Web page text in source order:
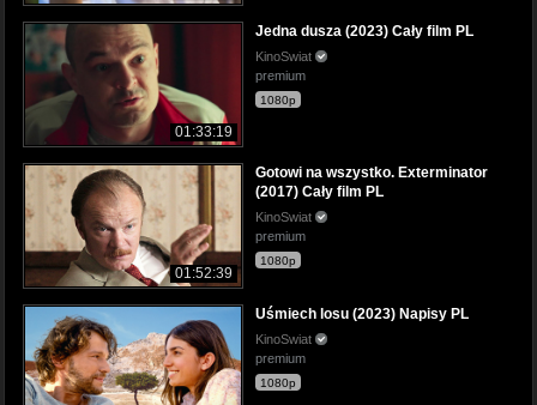
01:33:19
Jedna dusza (2023) Cały film PL
KinoSwiat
premium
1080p
01:52:39
Gotowi na wszystko. Exterminator
(2017) Cały film PL
KinoSwiat
premium
1080p
Uśmiech losu (2023) Napisy PL
KinoSwiat
premium
1080p